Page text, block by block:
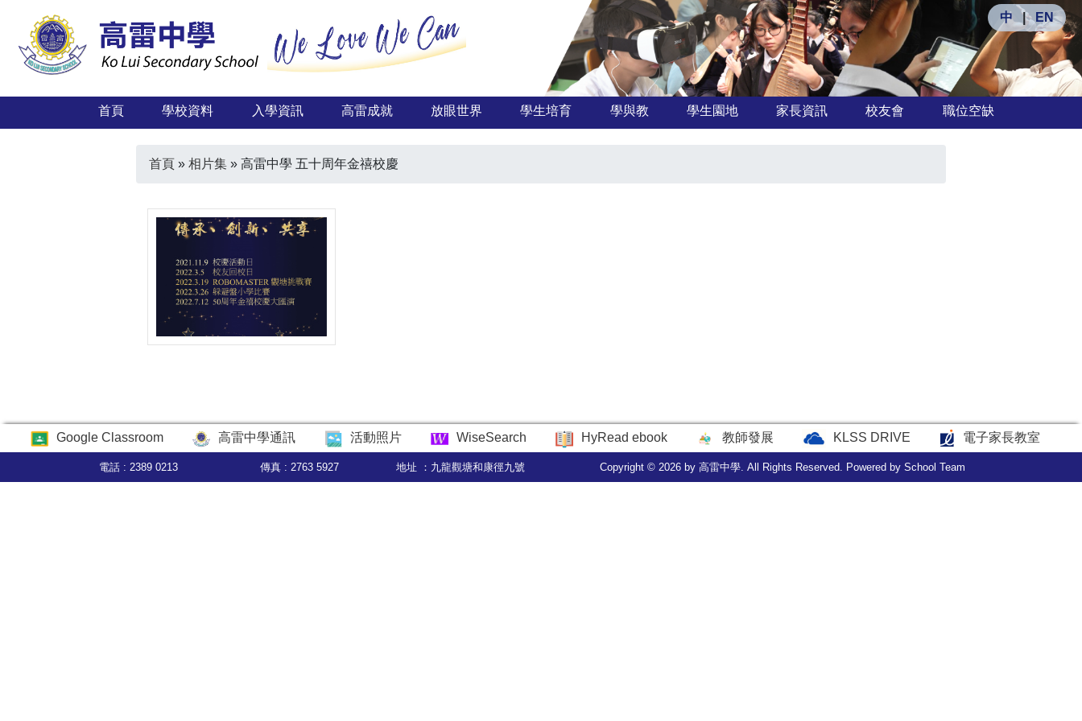
中 | EN
首頁 學校資料 入學資訊 高雷成就 放眼世界 學生培育 學與教 學生園地 家長資訊 校友會 職位空缺
首頁 »相片集 »高雷中學 五十周年金禧校慶
Google Classroom 高雷中學通訊 活動照片 WiseSearch HyRead ebook 教師發展 KLSS DRIVE 電子家長教室
電話 : 2389 0213 傳真 : 2763 5927 地址 ：九龍觀塘和康徑九號 Copyright © 2026 by 高雷中學. All Rights Reserved. Powered by School Team